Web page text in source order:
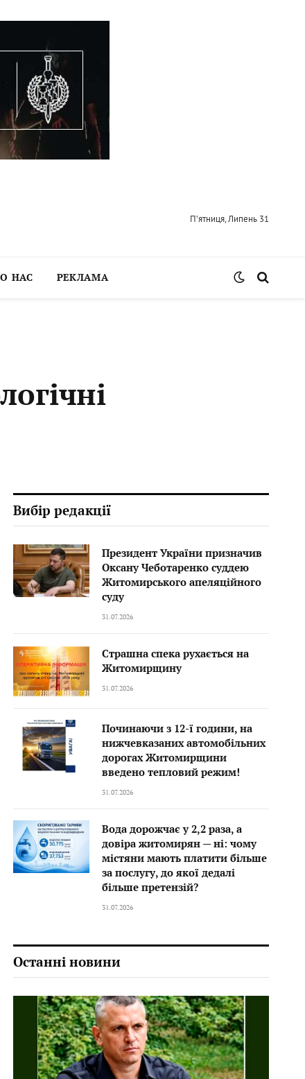
П’ятниця, Липень 31
НАС РЕКЛАМА
Вибір редакції
Президент України призначив
Оксану Чеботаренко суддею
Житомирського апеляційного
суду
31.07.2026
Страшна спека рухається на
Житомирщину
31.07.2026
Починаючи з 12-ї години, на
нижчевказаних автомобільних
дорогах Житомирщини
введено тепловий режим!
31.07.2026
Вода дорожчає у 2,2 раза, а
довіра житомирян — ні: чому
містяни мають платити більше
за послугу, до якої дедалі
більше претензій?
31.07.2026
Останні новини